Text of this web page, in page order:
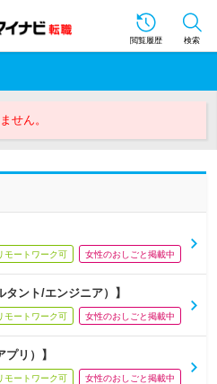
閲覧履歴 検索
せん。
モートワーク可 女性のおしごと掲載中
タント/エンジニア）】
モートワーク可 女性のおしごと掲載中
リ）】
モートワーク可 女性のおしごと掲載中